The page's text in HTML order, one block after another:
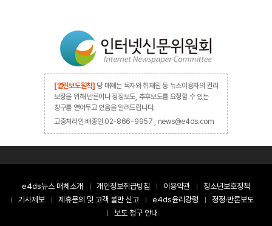
[열린보도원칙] 당 매체는 독자와 취재원 등 뉴스이용자의 권리
보장을 위해 반론이나 정정보도, 추후보도를 요청할 수 있는
창구를 열어두고 있음을 알려드립니다.
고충처리인 배종인 02-866-9957 , news@e4ds.com
e4ds뉴스 매체소개 개인정보취급방침 이용약관
청소년보호정책
기사제보
제휴문의 및 고객 불만 신고 e4ds윤리강령
정정·반론보도
보도 청구 안내